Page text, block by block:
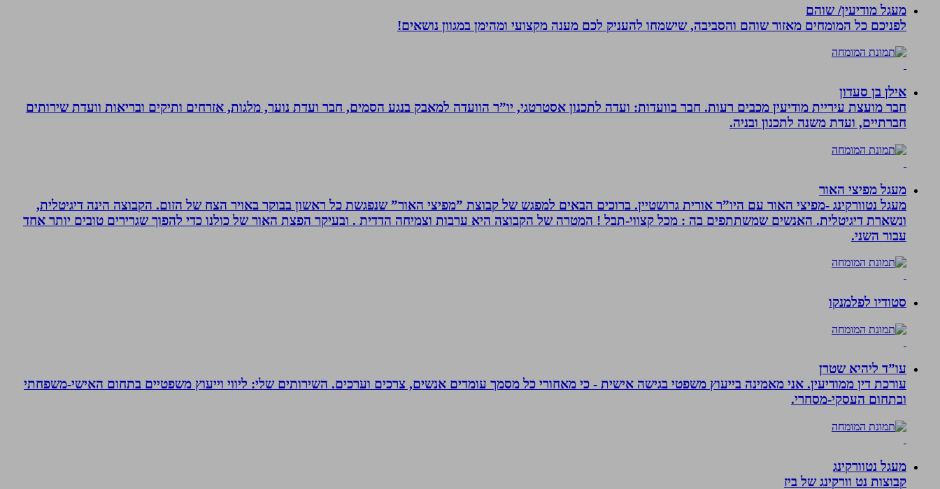
מעגל מודיעין/ שוהם
לפניכם כל המומחים מאזור שוהם והסביבה, שישמחו להעניק לכם מענה מקצועי ומהימן במגוון נושאים!
אילן בן סעדון
חבר מועצת עיריית מודיעין מכבים רעות. חבר בוועדות: ועדה לתכנון אסטרטגי, יו”ר הוועדה למאבק בנגע הסמים, חבר ועדת נוער, מלגות, אזרחים ותיקים ובריאות וועדת שירותים
חברתיים, ועדת משנה לתכנון ובניה.
מעגל מפיצי האור
מעגל נטוורקינג -מפיצי האור עם היו”ר אורית גרושטיין. ברוכים הבאים למפגש של קבוצת ”מפיצי האור” שנפגשת כל ראשון בבוקר באויר הצח של הזום. הקבוצה הינה דיגיטלית,
ונשארת דיגיטלית. האנשים שמשתתפים בה : מכל קצווי-תבל ! המטרה של הקבוצה היא ערבות וצמיחה הדדית . ובעיקר הפצת האור של כולנו כדי להפוך שגרירים טובים יותר אחד
עבור השני.
סטודיו לפלמנקו
עו”ד ליהיא שטרן
עורכת דין ממודיעין. אני מאמינה בייעוץ משפטי בגישה אישית - כי מאחורי כל מסמך עומדים אנשים, צרכים וערכים. השירותים שלי: ליווי וייעוץ משפטיים בתחום האישי-משפחתי
ובתחום העסקי-מסחרי.
מעגל נטוורקינג
קבוצות נט וורקינג של ביז